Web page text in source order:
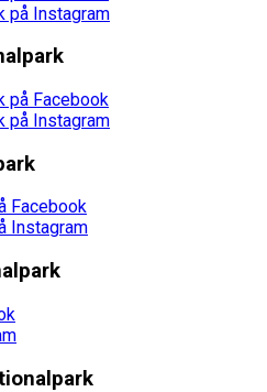
på Instagram
på Facebook
på Instagram
Facebook
Instagram